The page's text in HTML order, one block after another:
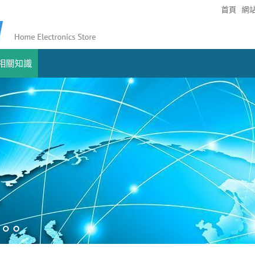
首頁 網
關知識